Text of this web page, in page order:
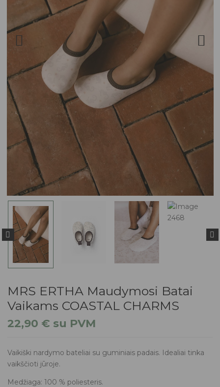
MRS ERTHA Maudymosi Batai
Vaikams COASTAL CHARMS
22,90 € su PVM
Vaikiški nardymo bateliai su guminiais padais. Idealiai tinka
vaikščioti jūroje.
Medžiaga: 100 % poliesteris.